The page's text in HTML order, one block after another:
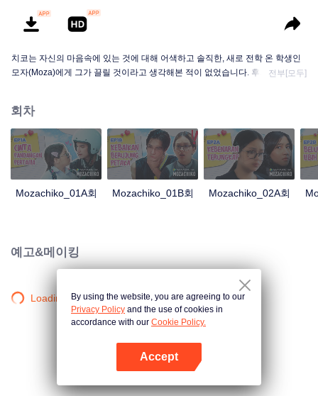
치코는 자신의 마음속에 있는 것에 대해 어색하고 솔직한, 새로 전학 온 학생인
모자(Moza)에게 그가 끌릴 것이라고 생각해본 적이 없었습니다. 후자는 심지어
람이라는 것입니다.
전부[모두]
회차
Mozachiko_01A회 Mozachiko_01B회 Mozachiko_02A회
예고&메이킹
Loading…By using the website, you are agreeing to our
Privacy Policy and the use of cookies in
accordance with our Cookie Policy.
Accept